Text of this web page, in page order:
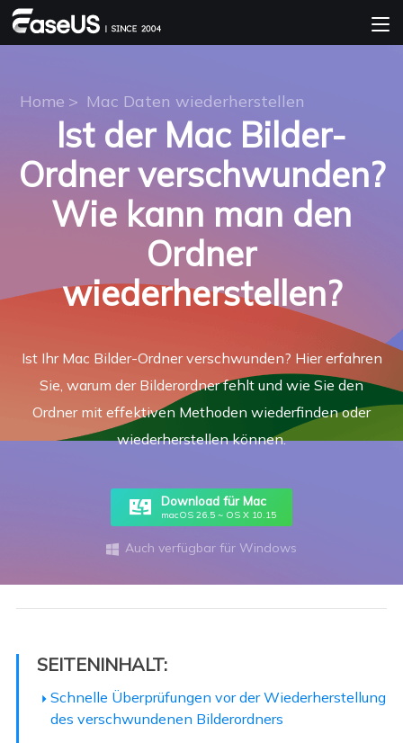
Home > Mac Daten wiederherstellen
Ist der Mac Bilder-
Ordner verschwunden?
Wie kann man den
Ordner
wiederherstellen?
Ist Ihr Mac Bilder-Ordner verschwunden? Hier erfahren
Sie, warum der Bilderordner fehlt und wie Sie den
Ordner mit effektiven Methoden wiederfinden oder
wiederherstellen können.
Download für Mac
macOS 26.5 ~ OS X 10.15
 Auch verfügbar für Windows
SEITENINHALT:
Schnelle Überprüfungen vor der Wiederherstellung
des verschwundenen Bilderordners